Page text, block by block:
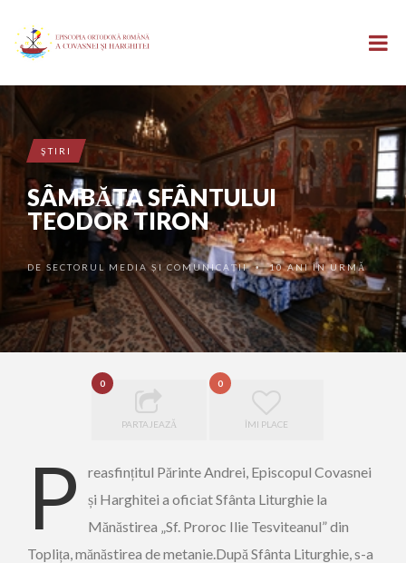
ŞTIRI
SÂMBĂTA SFÂNTULUI
TEODOR TIRON
DE SECTORUL MEDIA ȘI COMUNICAȚII •10 ANI ÎN URMĂ
0
PARTAJEAZĂ
0
ÎMI PLACE
P
reasfințitul Părinte Andrei, Episcopul Covasnei
și Harghitei a oficiat Sfânta Liturghie la
Mănăstirea „Sf. Proroc Ilie Tesviteanul” din
Toplița, mănăstirea de metanie.După Sfânta Liturghie, s-a